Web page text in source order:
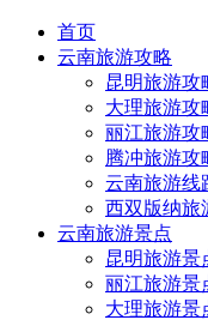
首页
云南旅游攻略
昆明旅游攻
大理旅游攻
丽江旅游攻
腾冲旅游攻
云南旅游线
西双版纳旅
云南旅游景点
昆明旅游景
丽江旅游景
大理旅游景